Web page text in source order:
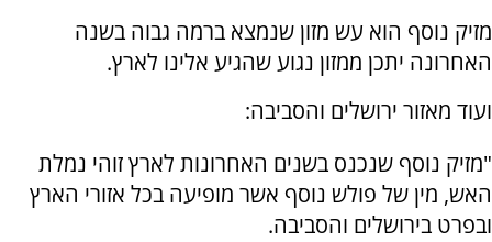
מזיק נוסף הוא עש מזון שנמצא ברמה גבוה בשנה
האחרונה יתכן ממזון נגוע שהגיע אלינו לארץ.
ועוד מאזור ירושלים והסביבה:
"מזיק נוסף שנכנס בשנים האחרונות לארץ זוהי נמלת
האש, מין של פולש נוסף אשר מופיעה בכל אזורי הארץ
ובפרט בירושלים והסביבה.